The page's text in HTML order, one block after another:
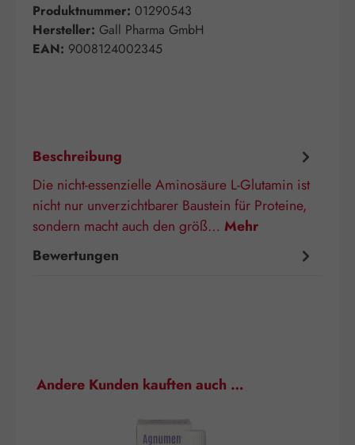
Produktnummer: 01290543
Hersteller: Gall Pharma GmbH
EAN: 9008124002345
Beschreibung
Die nicht-essenzielle Aminosäure L-Glutamin ist
nicht nur unverzichtbarer Baustein für Proteine,
sondern macht auch den größ… Mehr
Bewertungen
Produktgalerie überspringen
Andere Kunden kauften auch …